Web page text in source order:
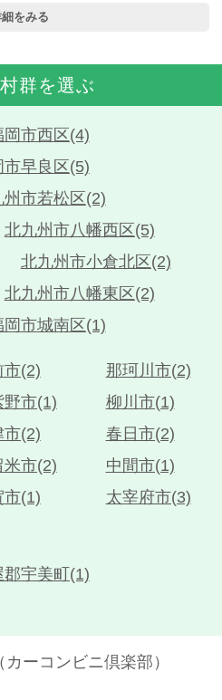
をみる
群を選ぶ
岡市西区(4)
市早良区(5)
州市若松区(2)
北九州市八幡西区(5)
北九州市小倉北区(2)
北九州市八幡東区(2)
岡市城南区(1)
市(2)
那珂川市(2)
野市(1)
柳川市(1)
市(2)
春日市(2)
米市(2)
中間市(1)
市(1)
太宰府市(3)
郡宇美町(1)
ーコンビニ倶楽部）